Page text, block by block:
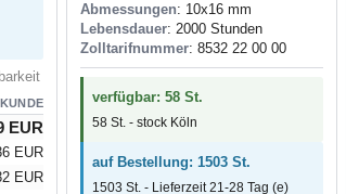
EUR
EUR
EUR
Abmessungen: 10x16 mm
Lebensdauer: 2000 Stunden
Zolltarifnummer: 8532 22 00 00
verfügbar: 58 St.
58 St. - stock Köln
auf Bestellung: 1503 St.
1503 St. - Lieferzeit 21-28 Tag (e)